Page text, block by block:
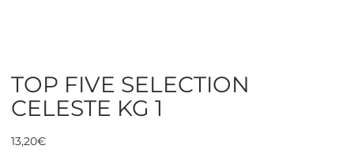
TOP FIVE SELECTION
CELESTE KG 1
13,20€